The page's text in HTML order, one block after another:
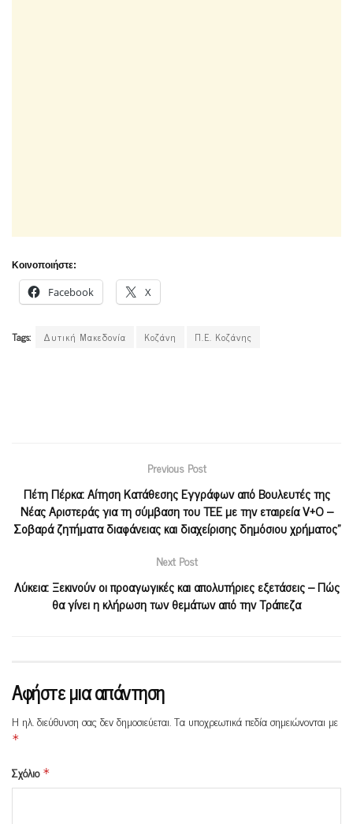
Κοινοποιήστε:
Facebook X
Tags: Δυτική Μακεδονία Κοζάνη Π.Ε. Κοζάνης
Previous Post
Πέτη Πέρκα: Αίτηση Κατάθεσης Εγγράφων από Βουλευτές της
Νέας Αριστεράς για τη σύμβαση του ΤΕΕ με την εταιρεία V+O –
Σοβαρά ζητήματα διαφάνειας και διαχείρισης δημόσιου χρήματος”
Next Post
Λύκεια: Ξεκινούν οι προαγωγικές και απολυτήριες εξετάσεις – Πώς
θα γίνει η κλήρωση των θεμάτων από την Τράπεζα
Αφήστε μια απάντηση
Η ηλ. διεύθυνση σας δεν δημοσιεύεται.Τα υποχρεωτικά πεδία σημειώνονται με
*
Σχόλιο *